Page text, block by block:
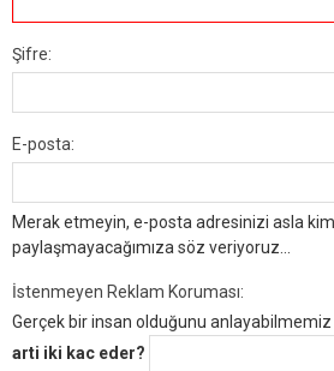
Şifre:
E-posta:
Merak etmeyin, e-posta adresinizi asla
paylaşmayacağımıza söz veriyoruz...
İstenmeyen Reklam Koruması:
Gerçek bir insan olduğunu anlayabilmemiz
arti iki kac eder?